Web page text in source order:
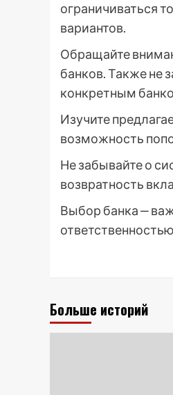
ограничиваться
вариантов.
Обращайте
банков. Также не
конкретным
Изучите
возможность
Не забывайте о
возвратность
Выбор банка ‒
Больше историй